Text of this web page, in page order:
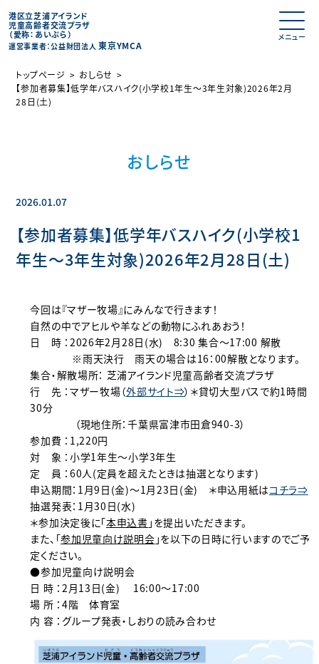
港区立芝浦アイランド
児童高齢者交流プラザ
（愛称：あいぷら）
運営事業者：公益財団法人東京YMCA
トップページ
おしらせ
【参加者募集】低学年バスハイク(小学校1年生～3年生対象)2026年2月
28日(土)
おしらせ
2026.01.07
【参加者募集】低学年バスハイク(小学校1
年生～3年生対象)2026年2月28日(土)
今回は『マザー牧場』にみんなで行きます！
自然の中でアヒルや羊などの動物にふれあおう！
日 時 ：2026年2月28日(水) 8:30 集合～17:00 解散
※雨天決行 雨天の場合は16：00解散となります。
集合・解散場所： 芝浦アイランド児童高齢者交流プラザ
行 先 ：マザー牧場（外部サイト⇒）＊貸切大型バスで約1時間
30分
（現地住所：千葉県富津市田倉940-3）
参加費 ：1,220円
対 象 ：小学1年生～小学3年生
定 員 ：60人(定員を超えたときは抽選となります)
申込期間：1月9日(金)～1月23日(金) ＊申込用紙はコチラ⇒
抽選発表：1月30日(水)
＊参加決定後に「本申込書 」を提出いただきます。
また、「参加児童向け説明会 」を以下の日時に行いますのでご予
定ください。
●参加児童向け説明会
日 時 ：2月13日(金) 16:00～17:00
場 所 ：4階 体育室
内 容 ：グループ発表・しおりの読み合わせ